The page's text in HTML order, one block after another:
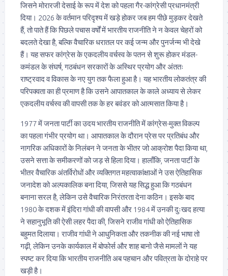
जिसने मोरारजी देसाई के रूप में देश को पहला गैर-कांग्रेसी प्रधानमंत्री
दिया। 2026 के वर्तमान परिदृश्य में खड़े होकर जब हम पीछे मुड़कर देखते
हैं, तो पाते हैं कि पिछले पचास वर्षों में भारतीय राजनीति ने न केवल चेहरों को
बदलते देखा है, बल्कि वैचारिक धरातल पर कई जन्म और पुनर्जन्म भी देखे
हैं। यह सफर कांग्रेस के एकदलीय वर्चस्व के पतन से शुरू होकर मंडल-
कमंडल के संघर्ष, गठबंधन सरकारों के अस्थिर प्रयोग और अंततः
राष्ट्रवाद व विकास के नए युग तक फैला हुआ है। यह भारतीय लोकतंत्र की
परिपक्वता का ही प्रमाण है कि उसने आपातकाल के काले अध्याय से लेकर
एकदलीय वर्चस्व की वापसी तक के हर बवंडर को आत्मसात किया है।
1977 में जनता पार्टी का उदय भारतीय राजनीति में कांग्रेस-मुक्त विकल्प
का पहला गंभीर प्रयोग था। आपातकाल के दौरान प्रेस पर प्रतिबंध और
नागरिक अधिकारों के निलंबन ने जनता के भीतर जो आक्रोश पैदा किया था,
उसने सत्ता के समीकरणों को जड़ से हिला दिया। हालाँकि, जनता पार्टी के
भीतर वैचारिक अंतर्विरोधों और व्यक्तिगत महत्वाकांक्षाओं ने उस ऐतिहासिक
जनादेश को अल्पकालिक बना दिया, जिससे यह सिद्ध हुआ कि गठबंधन
बनाना सरल है, लेकिन उसे वैचारिक निरंतरता देना कठिन। इसके बाद
1980 के दशक में इंदिरा गांधी की वापसी और 1984 में उनकी दुःखद हत्या
ने सहानुभूति की ऐसी लहर पैदा की, जिसने राजीव गांधी को ऐतिहासिक
बहुमत दिलाया। राजीव गांधी ने आधुनिकता और तकनीक की नई भाषा तो
गढ़ी, लेकिन उनके कार्यकाल में बोफोर्स और शाह बानो जैसे मामलों ने यह
स्पष्ट कर दिया कि भारतीय राजनीति अब पहचान और पवित्रता के दोराहे पर
खड़ी है।